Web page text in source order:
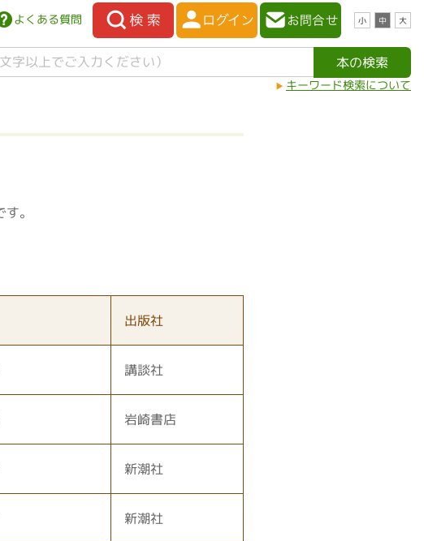
よくある質問 小 中 大
キーワード検索について
。
出版社
講談社
岩崎書店
新潮社
新潮社